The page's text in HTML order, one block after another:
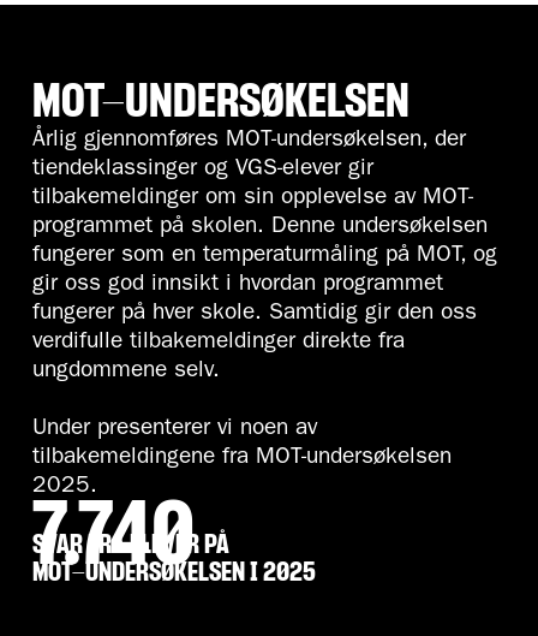
MOT-UNDERSØKELSEN
Årlig gjennomføres MOT-undersøkelsen, der
tiendeklassinger og VGS-elever gir
tilbakemeldinger om sin opplevelse av MOT-
programmet på skolen. Denne undersøkelsen
fungerer som en temperaturmåling på MOT, og
gir oss god innsikt i hvordan programmet
fungerer på hver skole. Samtidig gir den oss
verdifulle tilbakemeldinger direkte fra
ungdommene selv.
Under presenterer vi noen av
tilbakemeldingene fra MOT-undersøkelsen
2025.
7.740
SVAR FRA ELEVER PÅ
MOT-UNDERSØKELSEN I 2025